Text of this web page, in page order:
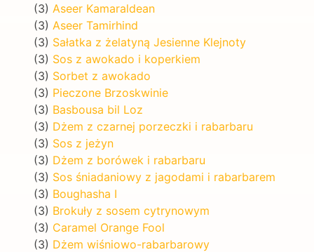
(3) Aseer Kamaraldean
(3) Aseer Tamirhind
(3) Sałatka z żelatyną Jesienne Klejnoty
(3) Sos z awokado i koperkiem
(3) Sorbet z awokado
(3) Pieczone Brzoskwinie
(3) Basbousa bil Loz
(3) Dżem z czarnej porzeczki i rabarbaru
(3) Sos z jeżyn
(3) Dżem z borówek i rabarbaru
(3) Sos śniadaniowy z jagodami i rabarbarem
(3) Boughasha I
(3) Brokuły z sosem cytrynowym
(3) Caramel Orange Fool
(3) Dżem wiśniowo-rabarbarowy